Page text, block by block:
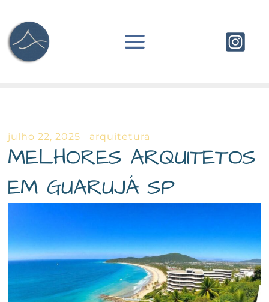
para
conteúdo
julho 22, 2025 arquitetura
MELHORES ARQUITETOS
EM GUARUJÁ SP